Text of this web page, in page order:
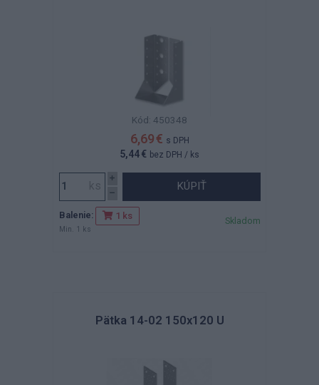
Kód: 450348
6,69 € s DPH
5,44 € bez DPH / ks
KÚPIŤ
Balenie: 1 ks
Min. 1 ks
Skladom
Pätka 14-02 150x120 U